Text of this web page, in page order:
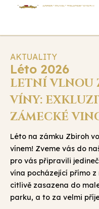
AKTUALITY
Léto 2026
LETNÍ VLNOU
VÍNY:
ZÁMECKÉ
Léto na zámku Zbiroh
vínem! Zveme vás do
pro vás připravili
vína pocházející přímo
citlivě zasazena do
parku, a to za velmi